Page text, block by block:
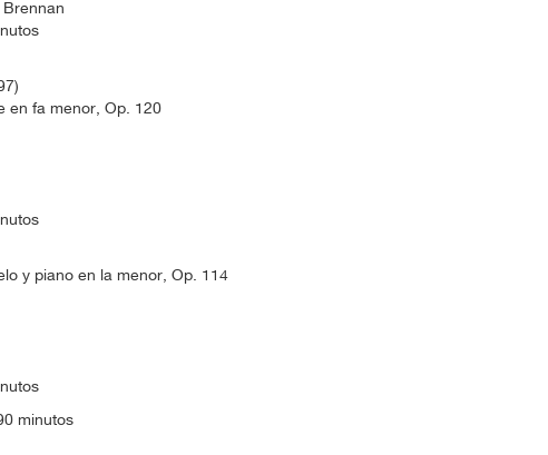
en fa menor, Op. 120
y piano en la menor, Op. 114
minutos